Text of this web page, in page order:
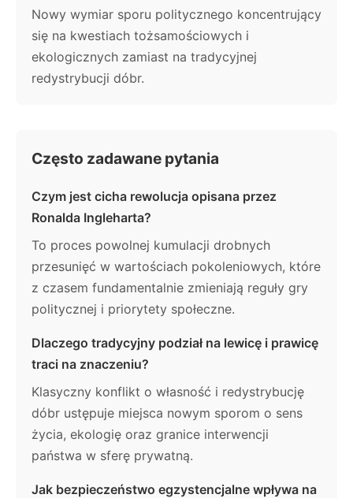
Nowy wymiar sporu politycznego koncentrujący
się na kwestiach tożsamościowych i
ekologicznych zamiast na tradycyjnej
redystrybucji dóbr.
Często zadawane pytania
Czym jest cicha rewolucja opisana przez
Ronalda Ingleharta?
To proces powolnej kumulacji drobnych
przesunięć w wartościach pokoleniowych, które
z czasem fundamentalnie zmieniają reguły gry
politycznej i priorytety społeczne.
Dlaczego tradycyjny podział na lewicę i prawicę
traci na znaczeniu?
Klasyczny konflikt o własność i redystrybucję
dóbr ustępuje miejsca nowym sporom o sens
życia, ekologię oraz granice interwencji
państwa w sferę prywatną.
Jak bezpieczeństwo egzystencjalne wpływa na